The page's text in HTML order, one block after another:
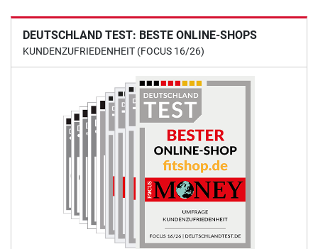
DEUTSCHLAND TEST: BESTE ONLINE-SHOPS
KUNDENZUFRIEDENHEIT (FOCUS 16/26)